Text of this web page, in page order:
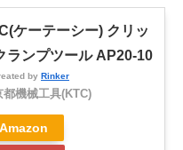
ケーテーシー) クリッ
ランプツール AP20-10
by Rinker
都機械工具(KTC)
Amazon